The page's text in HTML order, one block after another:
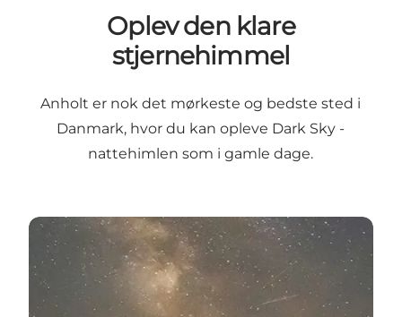
Oplev den klare
stjernehimmel
Anholt er nok det mørkeste og bedste sted i
Danmark, hvor du kan opleve Dark Sky -
nattehimlen som i gamle dage.
Dark Sky på Anholt